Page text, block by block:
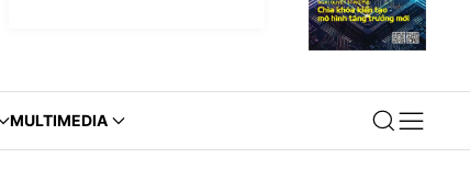
MULTIMEDIA